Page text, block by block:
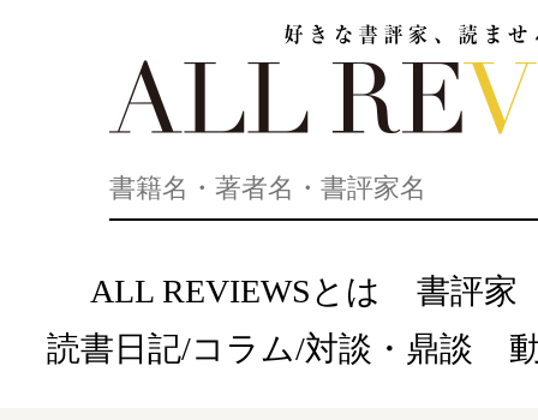
ALL REVIEWSとは
書評家
読書日記/コラム/対談・鼎談